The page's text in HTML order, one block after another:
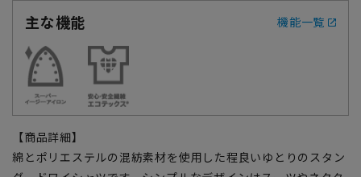
主な機能
機能一覧
【商品詳細】
綿とポリエステルの混紡素材を使用した程良いゆとりのスタン